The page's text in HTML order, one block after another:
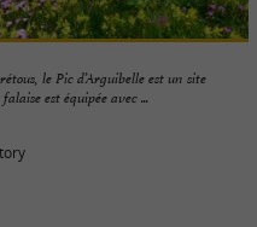
le Pic d’Arguibelle est un site
est équipée avec ...